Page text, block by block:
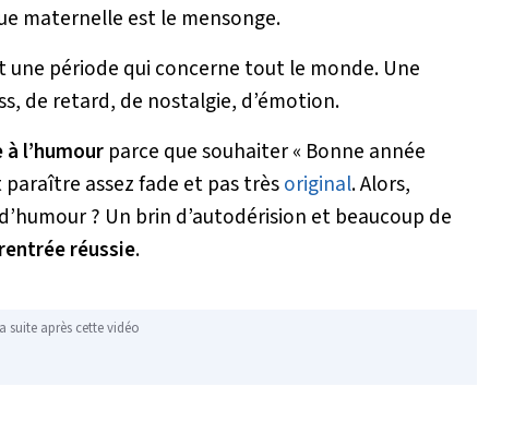
maternelle est le mensonge.
période qui concerne tout le monde. Une
de retard, de nostalgie, d’émotion.
l’humour parce que souhaiter « Bonne année
assez fade et pas trèsoriginal. Alors,
? Un brin d’autodérision et beaucoup de
réussie.
suite après cette vidéo